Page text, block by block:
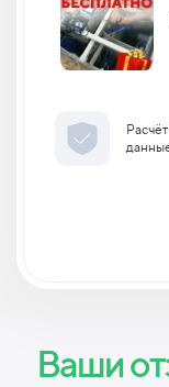
Ваши